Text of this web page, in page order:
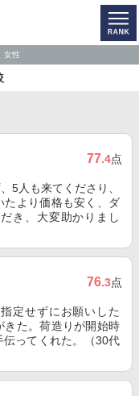
女性
77.4点
5人も来てくださり、
たより価格も安く、ダ
き、大変助かりまし
76.3点
定せずにお願いした
きた。荷造りが開始時
ってくれた。（30代